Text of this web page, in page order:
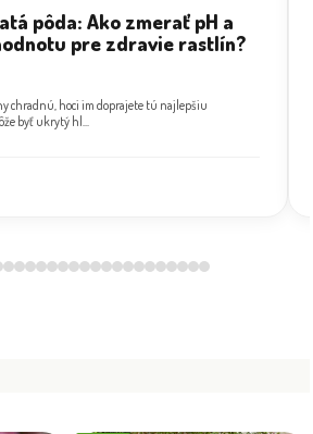
pôda: Ako zmerať pH a
pre zdravie rastlín?
chradnú, hoci im doprajete tú najlepšiu
byť ukrytý hl...